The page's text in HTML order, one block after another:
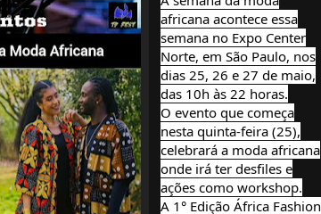
africana acontece essa
semana no Expo Center
Norte, em São Paulo, nos
dias 25, 26 e 27 de maio,
das 10h às 22 horas.
O evento que começa
nesta quinta-feira (25),
celebrará a moda africana
onde irá ter desfiles e
ações como workshop.
A 1° Edição África Fashion